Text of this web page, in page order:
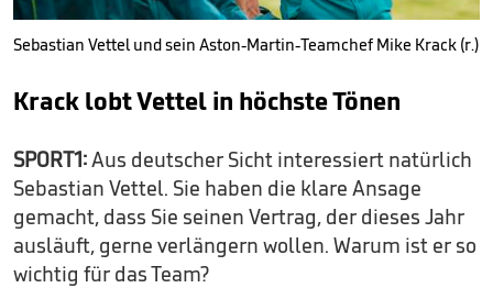
Sebastian Vettel und sein Aston-Martin-Teamchef Mike Krack (r.)
Krack lobt Vettel in höchste Tönen
SPORT1:Aus deutscher Sicht interessiert natürlich
Sebastian Vettel. Sie haben die klare Ansage
gemacht, dass Sie seinen Vertrag, der dieses Jahr
ausläuft, gerne verlängern wollen. Warum ist er so
wichtig für das Team?